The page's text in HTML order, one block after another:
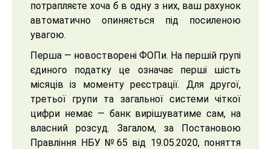
потрапляєте хоча б в одну з них, ваш рахунок
автоматично опиняється під посиленою
увагою.
Перша — новостворені ФОПи. На першій групі
єдиного податку це означає перші шість
місяців із моменту реєстрації. Для другої,
третьої групи та загальної системи чіткої
цифри немає — банк вирішуватиме сам, на
власний розсуд. Загалом, за Постановою
Правління НБУ №65 від 19.05.2020, поняття